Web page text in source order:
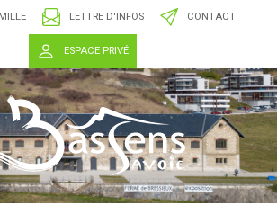
LETTRE D'INFOS CONTACT
ESPACE PRIVÉ